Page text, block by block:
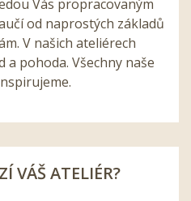
Vás propracovaným
od naprostých základů
V našich ateliérech
a pohoda. Všechny naše
VÁŠ ATELIÉR?